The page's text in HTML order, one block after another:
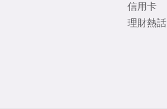
信用卡
理財熱話